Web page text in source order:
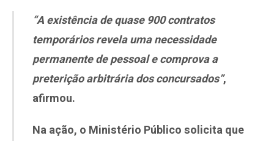
“A existência de quase 900 contratos
temporários revela uma necessidade
permanente de pessoal e comprova a
preterição arbitrária dos concursados”,
afirmou.
Na ação, o Ministério Público solicita que